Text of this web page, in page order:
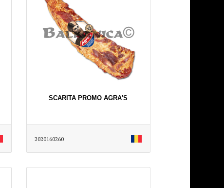
SCARITA PROMO AGRA'S
2020160260